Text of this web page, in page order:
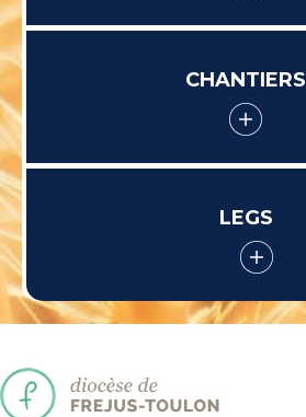
CHANTIERS
LEGS